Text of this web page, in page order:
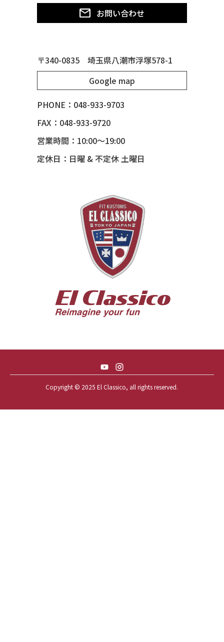
50 CHEVY SUBURBAN
51 MERCURY *ART MORRISON
53 CHEVY BEL-AIR
55 BUICK ROADMASTER
55 CHEVY HANDYMAN WAGON
56 BUICK SPECIAL * 565 *
56 CHEVY BEL-AIR * KOMO *
56 CHEVY BEL-AIR *SPARKLE 56
57 CHEVY BEL-AIR CONVERTIBLE
57 CHEVY NOMAD *ACID 57*
59 CADILLAC COUPE DEVILLE
59 CHEVY APACHE *アパ太郎
お問い合わせ
〒340-0835 埼玉県八潮市浮塚578-1
Google map
PHONE：048-933-9703
FAX：048-933-9720
営業時間：10:00～19:00
定休日：日曜 & 不定休 土曜日
Copyright © 2025 El Classico, all rights reserved.️